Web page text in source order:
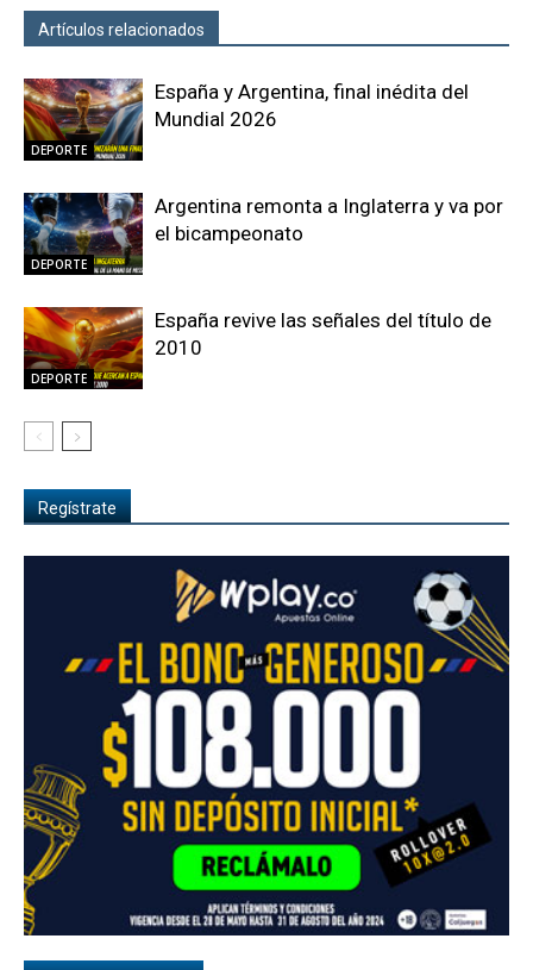
Artículos relacionados
DEPORTE
España y Argentina, final inédita del
Mundial 2026
DEPORTE
Argentina remonta a Inglaterra y va por
el bicampeonato
DEPORTE
España revive las señales del título de
2010
Regístrate